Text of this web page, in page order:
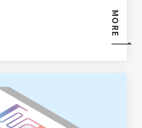
MORE